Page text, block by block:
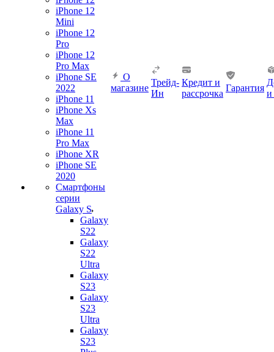
iPhone 12
Mini
iPhone 12
Pro
iPhone 12
Pro Max
iPhone SE
2022
iPhone 11
iPhone Xs
Max
iPhone 11
Pro Max
iPhone XR
iPhone SE
2020
Смартфоны
серии
Galaxy S
Galaxy
S22
Galaxy
S22
Ultra
Galaxy
S23
Galaxy
S23
Ultra
Galaxy
S23
О
магазине
Трейд-
Ин
Кредит и
рассрочка
Гарантия
и